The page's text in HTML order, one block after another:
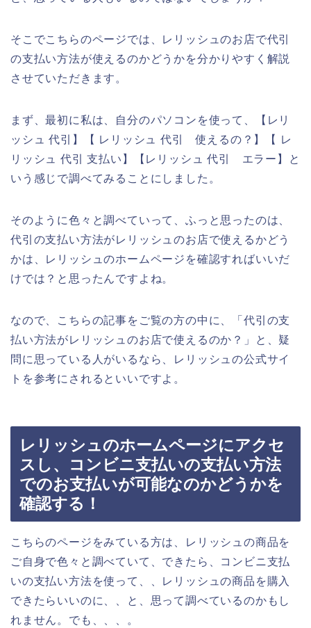
そこでこちらのページでは、レリッシュのお店で代引
の支払い方法が使えるのかどうかを分かりやすく解説
させていただきます。
まず、最初に私は、自分のパソコンを使って、【レリ
ッシュ 代引】【 レリッシュ 代引 使えるの？】【 レ
リッシュ 代引 支払い】【レリッシュ 代引 エラー】と
いう感じで調べてみることにしました。
そのように色々と調べていって、ふっと思ったのは、
代引の支払い方法がレリッシュのお店で使えるかどう
かは、レリッシュのホームページを確認すればいいだ
けでは？と思ったんですよね。
なので、こちらの記事をご覧の方の中に、「代引の支
払い方法がレリッシュのお店で使えるのか？」と、疑
問に思っている人がいるなら、レリッシュの公式サイ
トを参考にされるといいですよ。
レリッシュのホームページにアクセ
スし、コンビニ支払いの支払い方法
でのお支払いが可能なのかどうかを
確認する！
こちらのページをみている方は、レリッシュの商品を
ご自身で色々と調べていて、できたら、コンビニ支払
いの支払い方法を使って、、レリッシュの商品を購入
できたらいいのに、、と、思って調べているのかもし
れません。でも、、、。